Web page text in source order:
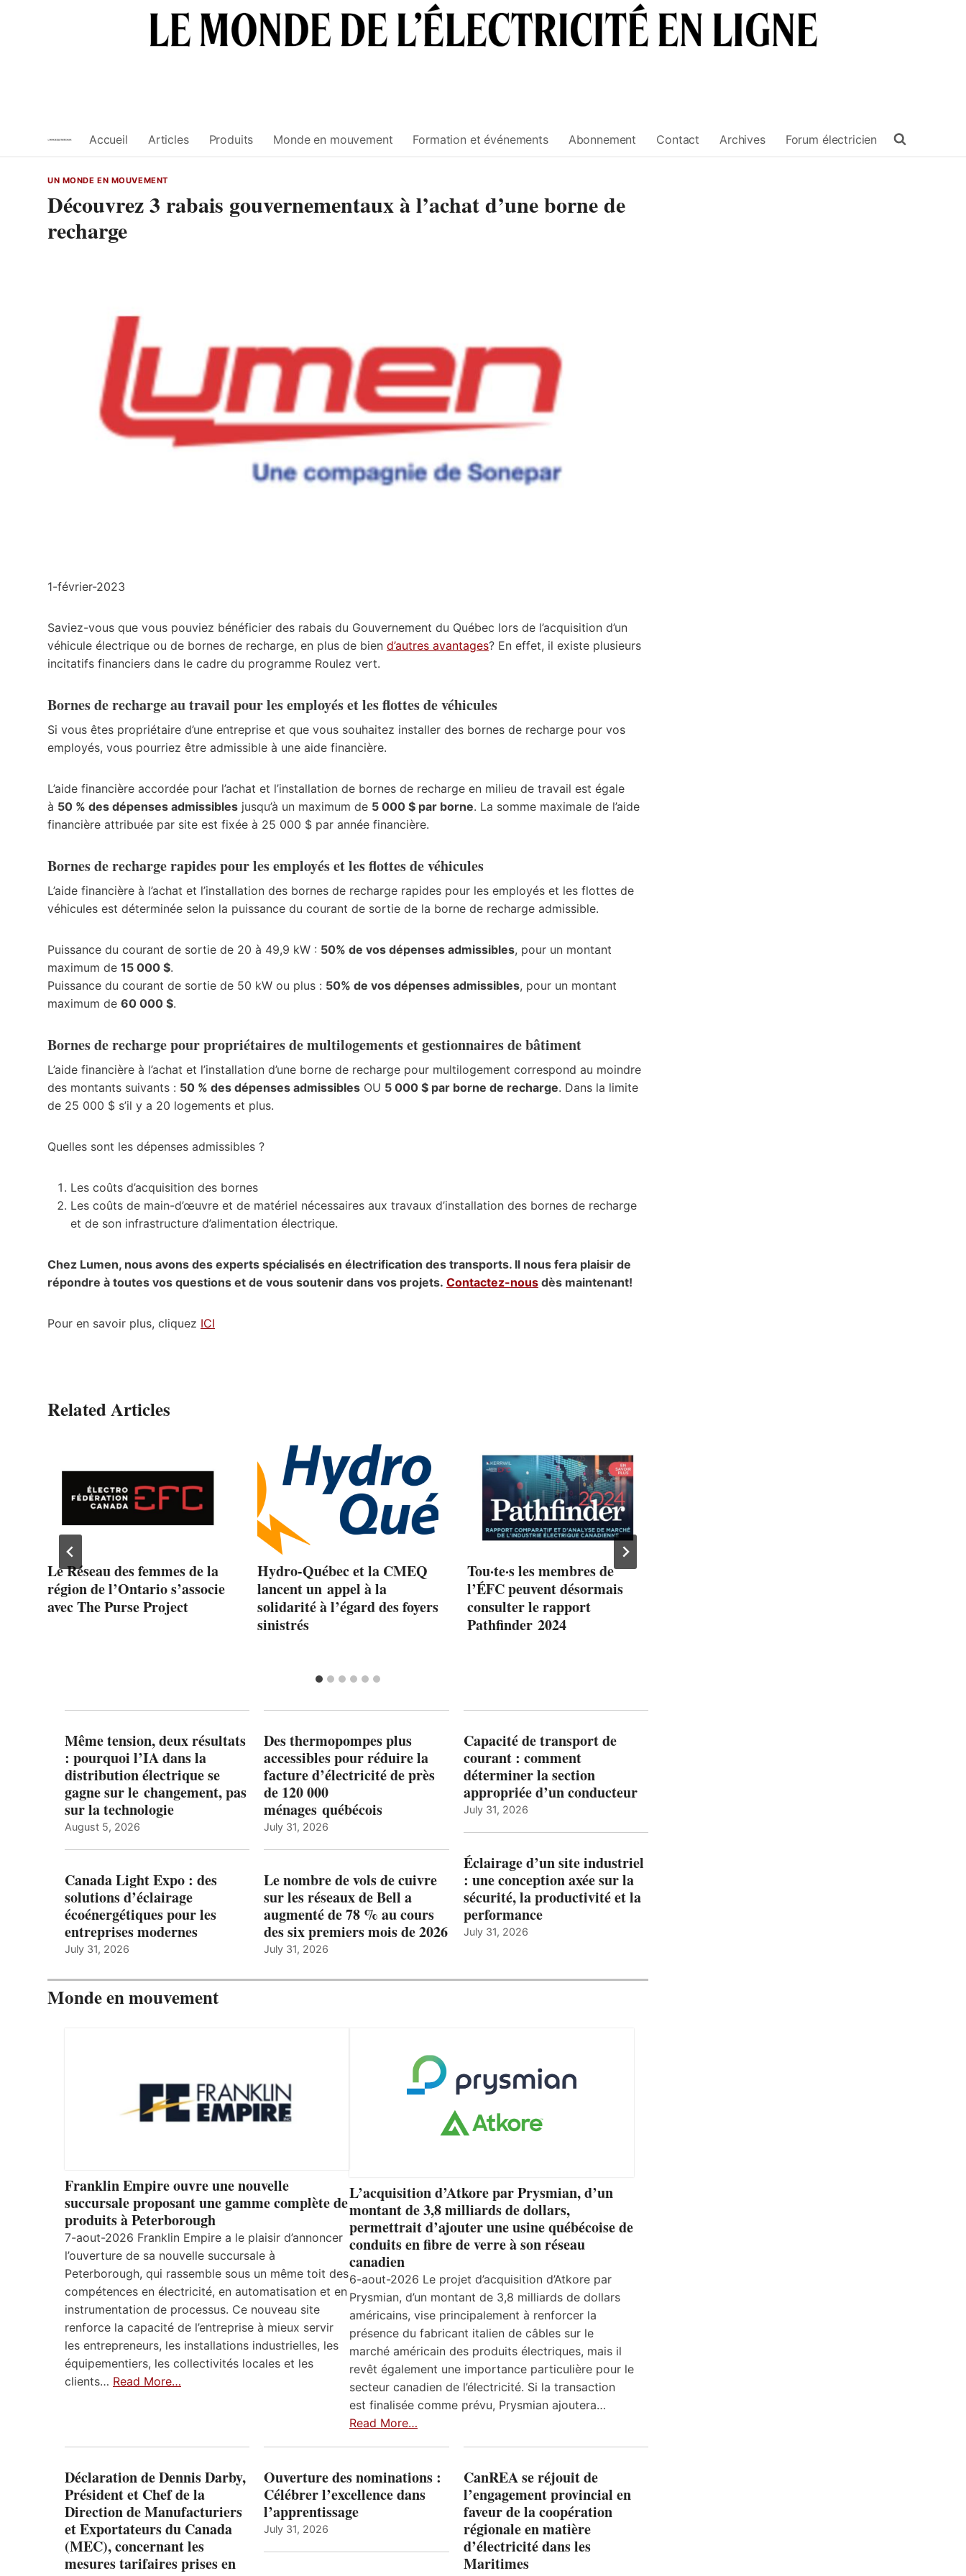
Accueil Articles Produits Monde en mouvement Formation et événements Abonnement Contact Archives Forum électricien
UN MONDE EN MOUVEMENT
Découvrez 3 rabais gouvernementaux à l’achat d’une borne de
recharge
1-février-2023
Saviez-vous que vous pouviez bénéficier des rabais du Gouvernement du Québec lors de l’acquisition d’un
véhicule électrique ou de bornes de recharge, en plus de bien d’autres avantages? En effet, il existe plusieurs
incitatifs financiers dans le cadre du programme Roulez vert.
Bornes de recharge au travail pour les employés et les flottes de véhicules
Si vous êtes propriétaire d’une entreprise et que vous souhaitez installer des bornes de recharge pour vos
employés, vous pourriez être admissible à une aide financière.
L’aide financière accordée pour l’achat et l’installation de bornes de recharge en milieu de travail est égale
à 50 % des dépenses admissibles jusqu’à un maximum de 5 000 $ par borne. La somme maximale de l’aide
financière attribuée par site est fixée à 25 000 $ par année financière.
Bornes de recharge rapides pour les employés et les flottes de véhicules
L’aide financière à l’achat et l’installation des bornes de recharge rapides pour les employés et les flottes de
véhicules est déterminée selon la puissance du courant de sortie de la borne de recharge admissible.
Puissance du courant de sortie de 20 à 49,9 kW : 50% de vos dépenses admissibles, pour un montant
maximum de 15 000 $.
Puissance du courant de sortie de 50 kW ou plus : 50% de vos dépenses admissibles, pour un montant
maximum de 60 000 $.
Bornes de recharge pour propriétaires de multilogements et gestionnaires de bâtiment
L’aide financière à l’achat et l’installation d’une borne de recharge pour multilogement correspond au moindre
des montants suivants : 50 % des dépenses admissibles OU 5 000 $ par borne de recharge. Dans la limite
de 25 000 $ s’il y a 20 logements et plus.
Quelles sont les dépenses admissibles ?
Les coûts d’acquisition des bornes
Les coûts de main-d’œuvre et de matériel nécessaires aux travaux d’installation des bornes de recharge
et de son infrastructure d’alimentation électrique.
Chez Lumen, nous avons des experts spécialisés en électrification des transports. Il nous fera plaisir de
répondre à toutes vos questions et de vous soutenir dans vos projets. Contactez-nous dès maintenant!
Pour en savoir plus, cliquez ICI
Related Articles
Le Réseau des femmes de la
région de l’Ontario s’associe
avec The Purse Project
Hydro-Québec et la CMEQ
lancent un appel à la
solidarité à l’égard des foyers
sinistrés
Tou·te·s les membres de
l’ÉFC peuvent désormais
consulter le rapport
Pathfinder 2024
Même tension, deux résultats
: pourquoi l’IA dans la
distribution électrique se
gagne sur le changement, pas
sur la technologie
August 5, 2026
Canada Light Expo : des
solutions d’éclairage
écoénergétiques pour les
entreprises modernes
July 31, 2026
Des thermopompes plus
accessibles pour réduire la
facture d’électricité de près
de 120 000
ménages québécois
July 31, 2026
Le nombre de vols de cuivre
sur les réseaux de Bell a
augmenté de 78 % au cours
des six premiers mois de 2026
July 31, 2026
Capacité de transport de
courant : comment
déterminer la section
appropriée d’un conducteur
July 31, 2026
Éclairage d’un site industriel
: une conception axée sur la
sécurité, la productivité et la
performance
July 31, 2026
Monde en mouvement
Franklin Empire ouvre une nouvelle
succursale proposant une gamme complète de
produits à Peterborough
7-aout-2026 Franklin Empire a le plaisir d’annoncer
l’ouverture de sa nouvelle succursale à
Peterborough, qui rassemble sous un même toit des
compétences en électricité, en automatisation et en
instrumentation de processus. Ce nouveau site
renforce la capacité de l’entreprise à mieux servir
les entrepreneurs, les installations industrielles, les
équipementiers, les collectivités locales et les
clients… Read More…
L’acquisition d’Atkore par Prysmian, d’un
montant de 3,8 milliards de dollars,
permettrait d’ajouter une usine québécoise de
conduits en fibre de verre à son réseau
canadien
6-aout-2026 Le projet d’acquisition d’Atkore par
Prysmian, d’un montant de 3,8 milliards de dollars
américains, vise principalement à renforcer la
présence du fabricant italien de câbles sur le
marché américain des produits électriques, mais il
revêt également une importance particulière pour le
secteur canadien de l’électricité. Si la transaction
est finalisée comme prévu, Prysmian ajoutera…
Read More…
Déclaration de Dennis Darby,
Président et Chef de la
Direction de Manufacturiers
et Exportateurs du Canada
(MEC), concernant les
mesures tarifaires prises en
Ouverture des nominations :
Célébrer l’excellence dans
l’apprentissage
July 31, 2026
CanREA se réjouit de
l’engagement provincial en
faveur de la coopération
régionale en matière
d’électricité dans les
Maritimes